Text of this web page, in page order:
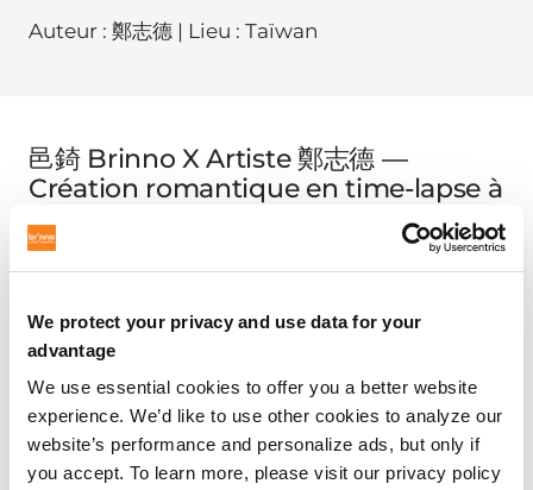
We protect your privacy and use data for your
advantage
We use essential cookies to offer you a better website
experience. We’d like to use other cookies to analyze our
website’s performance and personalize ads, but only if
you accept. To learn more, please visit our privacy policy
Auteur : 鄭志德 | Lieu : Taïwan
邑錡 Brinno X Artiste 鄭志德 —
Création romantique en time-lapse à
Jiufen
Auteur : 鄭志德 | Lieu : Taïwan | Date : 2018/08/02